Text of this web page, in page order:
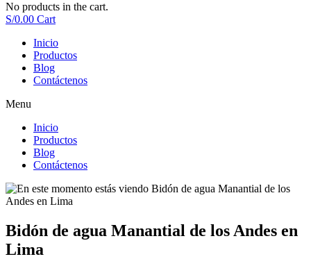
No products in the cart.
S/0.00 Cart
Inicio
Productos
Blog
Contáctenos
Menu
Inicio
Productos
Blog
Contáctenos
Bidón de agua Manantial de los Andes en
Lima